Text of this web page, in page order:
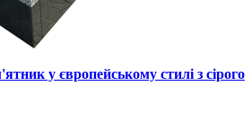
у європейському стилі з сірого